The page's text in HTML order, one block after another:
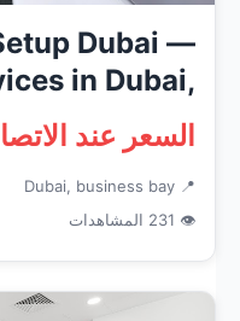
Dubai —
in Dubai,
busine...
السعر عند
📍 Dubai, business bay
👁 231 المشاهدات